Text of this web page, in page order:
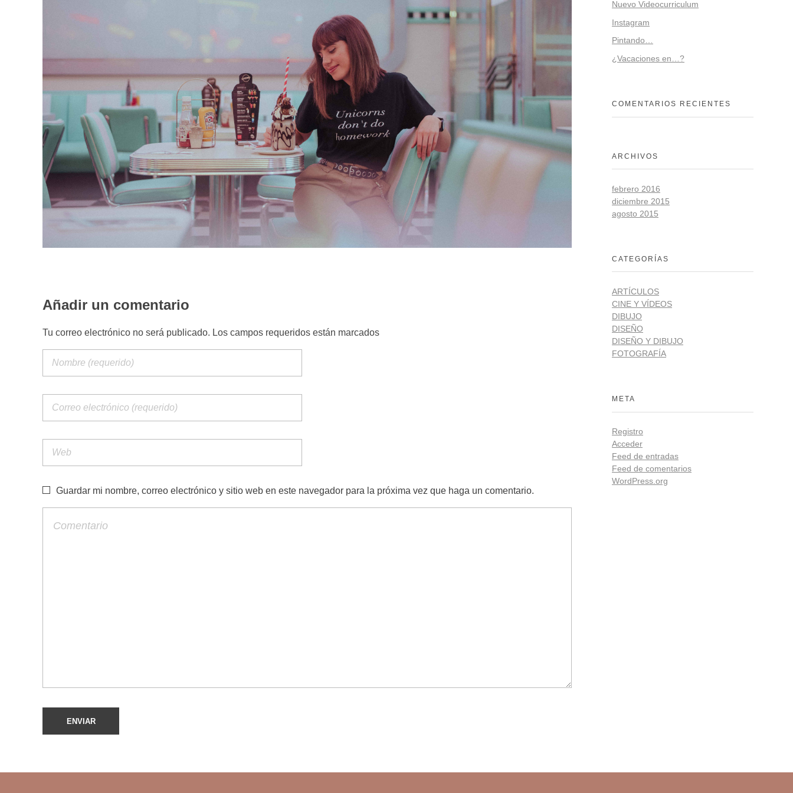
Añadir un comentario
Tu correo electrónico no será publicado. Los campos requeridos están marcados
Guardar mi nombre, correo electrónico y sitio web en este navegador para la próxima vez que haga un comentario.
Nuevo Videocurriculum
Instagram
Pintando…
¿Vacaciones en…?
COMENTARIOS RECIENTES
ARCHIVOS
febrero 2016
diciembre 2015
agosto 2015
CATEGORÍAS
ARTÍCULOS
CINE Y VÍDEOS
DIBUJO
DISEÑO
DISEÑO Y DIBUJO
FOTOGRAFÍA
META
Registro
Acceder
Feed de entradas
Feed de comentarios
WordPress.org